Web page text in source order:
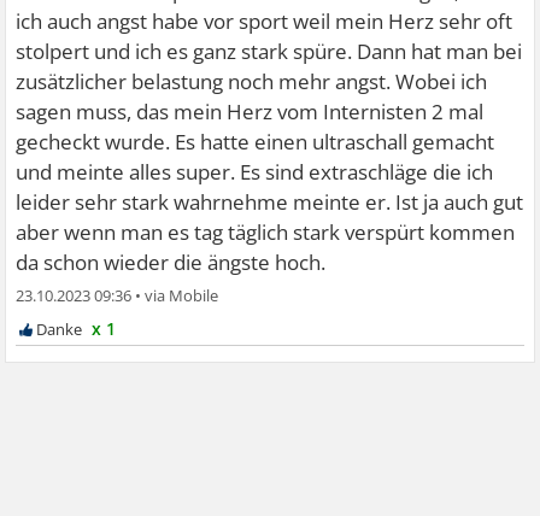
ich auch angst habe vor sport weil mein Herz sehr oft
stolpert und ich es ganz stark spüre. Dann hat man bei
zusätzlicher belastung noch mehr angst. Wobei ich
sagen muss, das mein Herz vom Internisten 2 mal
gecheckt wurde. Es hatte einen ultraschall gemacht
und meinte alles super. Es sind extraschläge die ich
leider sehr stark wahrnehme meinte er. Ist ja auch gut
aber wenn man es tag täglich stark verspürt kommen
da schon wieder die ängste hoch.
23.10.2023 09:36 •
x 1